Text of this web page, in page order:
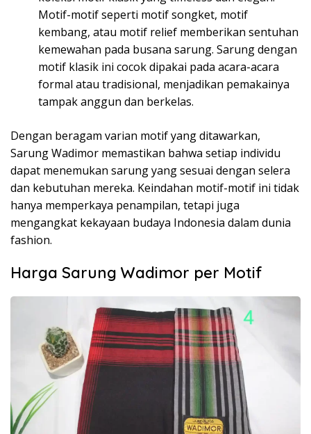
Motif-motif seperti motif songket, motif
kembang, atau motif relief memberikan sentuhan
kemewahan pada busana sarung. Sarung dengan
motif klasik ini cocok dipakai pada acara-acara
formal atau tradisional, menjadikan pemakainya
tampak anggun dan berkelas.
Dengan beragam varian motif yang ditawarkan,
Sarung Wadimor memastikan bahwa setiap individu
dapat menemukan sarung yang sesuai dengan selera
dan kebutuhan mereka. Keindahan motif-motif ini tidak
hanya memperkaya penampilan, tetapi juga
mengangkat kekayaan budaya Indonesia dalam dunia
fashion.
Harga Sarung Wadimor per Motif